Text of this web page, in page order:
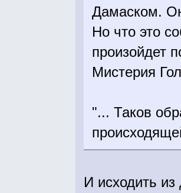
Дамаском.
Но что это
произойдет
Мистерия
"... Таков
И исходить из